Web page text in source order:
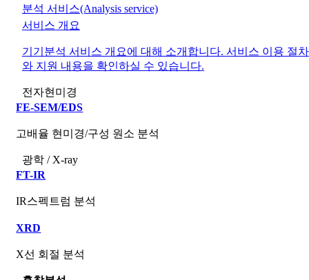
분석 서비스(Analysis service)
서비스 개요
기기분석 서비스 개요에 대해 소개합니다. 서비스 이용 절차
와 지원 내용을 확인하실 수 있습니다.
전자현미경
FE-SEM/EDS
고배율 현미경/구성 원소 분석
광학 / X-ray
FT-IR
IR스펙트럼 분석
XRD
X선 회절 분석